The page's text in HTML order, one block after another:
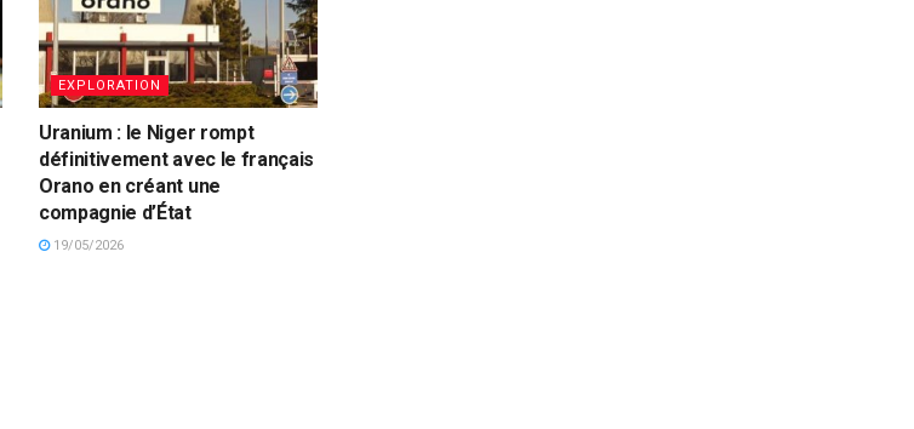
EXPLORATION
Uranium : le Niger rompt
définitivement avec le français
Orano en créant une
compagnie d’État
19/05/2026